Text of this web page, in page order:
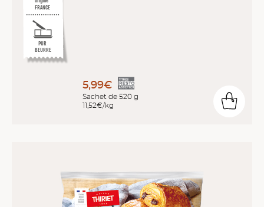
FRANCE
PUR
BEURRE
5,99€
Sachet de 520 g
11,52€/kg